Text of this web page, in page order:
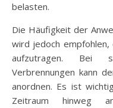
belasten.
Die Häufigkeit der
wird jedoch empfohlen,
aufzutragen. Bei
Verbrennungen kann
anordnen. Es ist
Zeitraum hinweg